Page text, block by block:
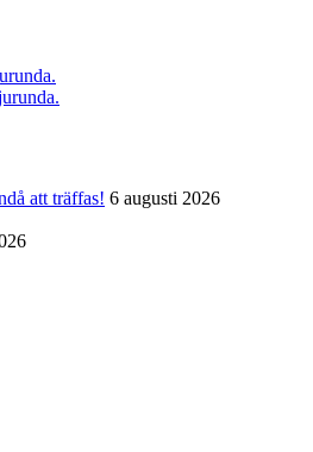
att träffas! 6 augusti 2026